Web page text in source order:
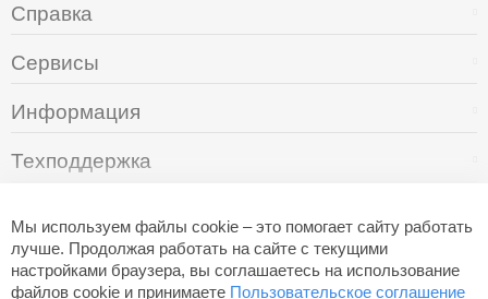
Мы используем файлы cookie – это помогает сайту работать
лучше. Продолжая работать на сайте с текущими
настройками браузера, вы соглашаетесь на использование
файлов cookie и принимаете Пользовательское соглашение
Справка
Сервисы
Информация
Техподдержка
+7 (495) 249-05-94